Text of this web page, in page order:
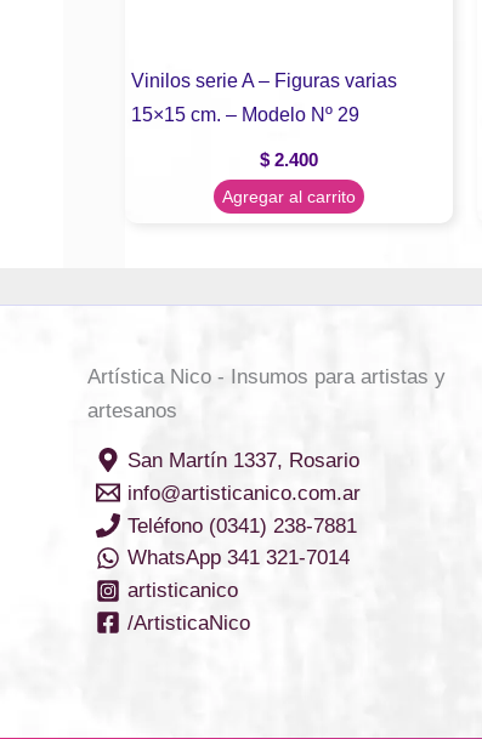
Vinilos serie A – Figuras varias
15×15 cm. – Modelo Nº 29
$2.400
Agregar al carrito
Artística Nico - Insumos para artistas y
artesanos
San Martín 1337, Rosario
info@artisticanico.com.ar
Teléfono (0341) 238-7881
WhatsApp 341 321-7014
artisticanico
/ArtisticaNico